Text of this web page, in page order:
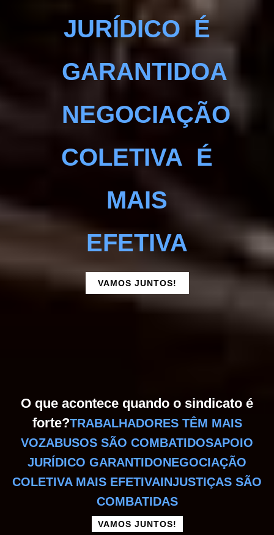
JURÍDICO É
GARANTIDOA
NEGOCIAÇÃO
COLETIVA É
MAIS
EFETIVA
VAMOS JUNTOS!
O que acontece quando o sindicato é
forte?TRABALHADORES TÊM MAIS
VOZABUSOS SÃO COMBATIDOSAPOIO
JURÍDICO GARANTIDONEGOCIAÇÃO
COLETIVA MAIS EFETIVAINJUSTIÇAS SÃO
COMBATIDAS
VAMOS JUNTOS!